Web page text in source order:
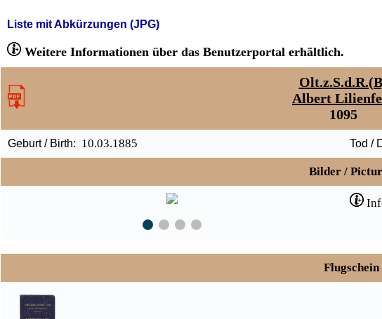
Liste mit Abkürzungen (JPG)
Weitere Informationen über das Benutzerportal erhältlich.
Albert
1095
Geburt / Birth: 10.03.1885 Tod /
Bilder /
Flugschein